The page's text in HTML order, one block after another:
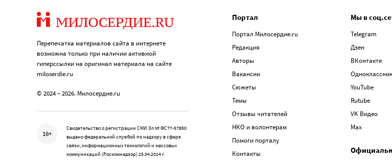
Перепечатка материалов сайта в интернете
возможна только при наличии активной
гиперссылки на оригинал материала на сайте
miloserdie.ru
© 2024 – 2026. Милосердие.ru
16+
Свидетельство о регистрации СМИ Эл № ФС77-57850
выдано федеральной службой по надзору в сфере
связи, информационных технологий и массовых
коммуникаций (Роскомнадзор) 25.04.2014 г.
Портал
Портал Милосердие.ru
Редакция
Авторы
Вакансии
Сюжеты
Темы
Отзывы читателей
НКО и волонтерам
Помоги порталу
Контакты
Мы в
Telegram
Дзен
ВКонтакте
YouTube
Rutube
VK Видео
Max